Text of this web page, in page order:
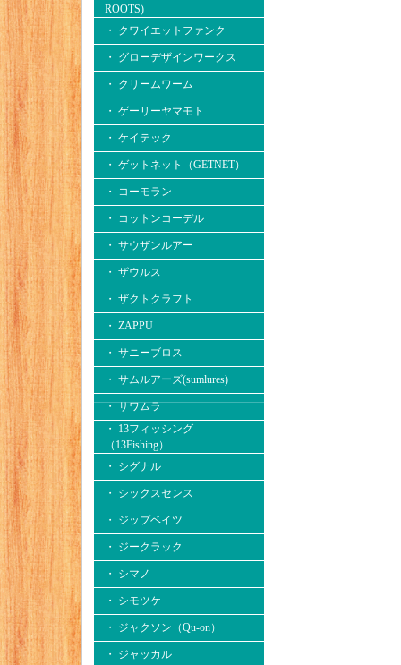
ROOTS)
・ クワイエットファンク
・ グローデザインワークス
・ クリームワーム
・ ゲーリーヤマモト
・ ケイテック
・ ゲットネット（GETNET）
・ コーモラン
・ コットンコーデル
・ サウザンルアー
・ ザウルス
・ ザクトクラフト
・ ZAPPU
・ サニーブロス
・ サムルアーズ(sumlures)
・ サワムラ
・ 13フィッシング
（13Fishing）
・ シグナル
・ シックスセンス
・ ジップベイツ
・ ジークラック
・ シマノ
・ シモツケ
・ ジャクソン（Qu-on）
・ ジャッカル